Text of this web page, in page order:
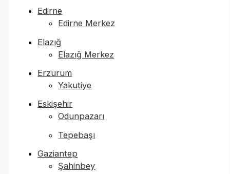
Edirne
Edirne Merkez
Elazığ
Elazığ Merkez
Erzurum
Yakutiye
Eskişehir
Odunpazarı
Tepebaşı
Gaziantep
Şahinbey